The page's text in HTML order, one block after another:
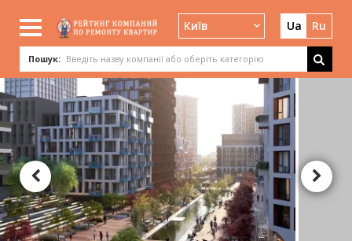
Київ Ua Ru
Пошук: